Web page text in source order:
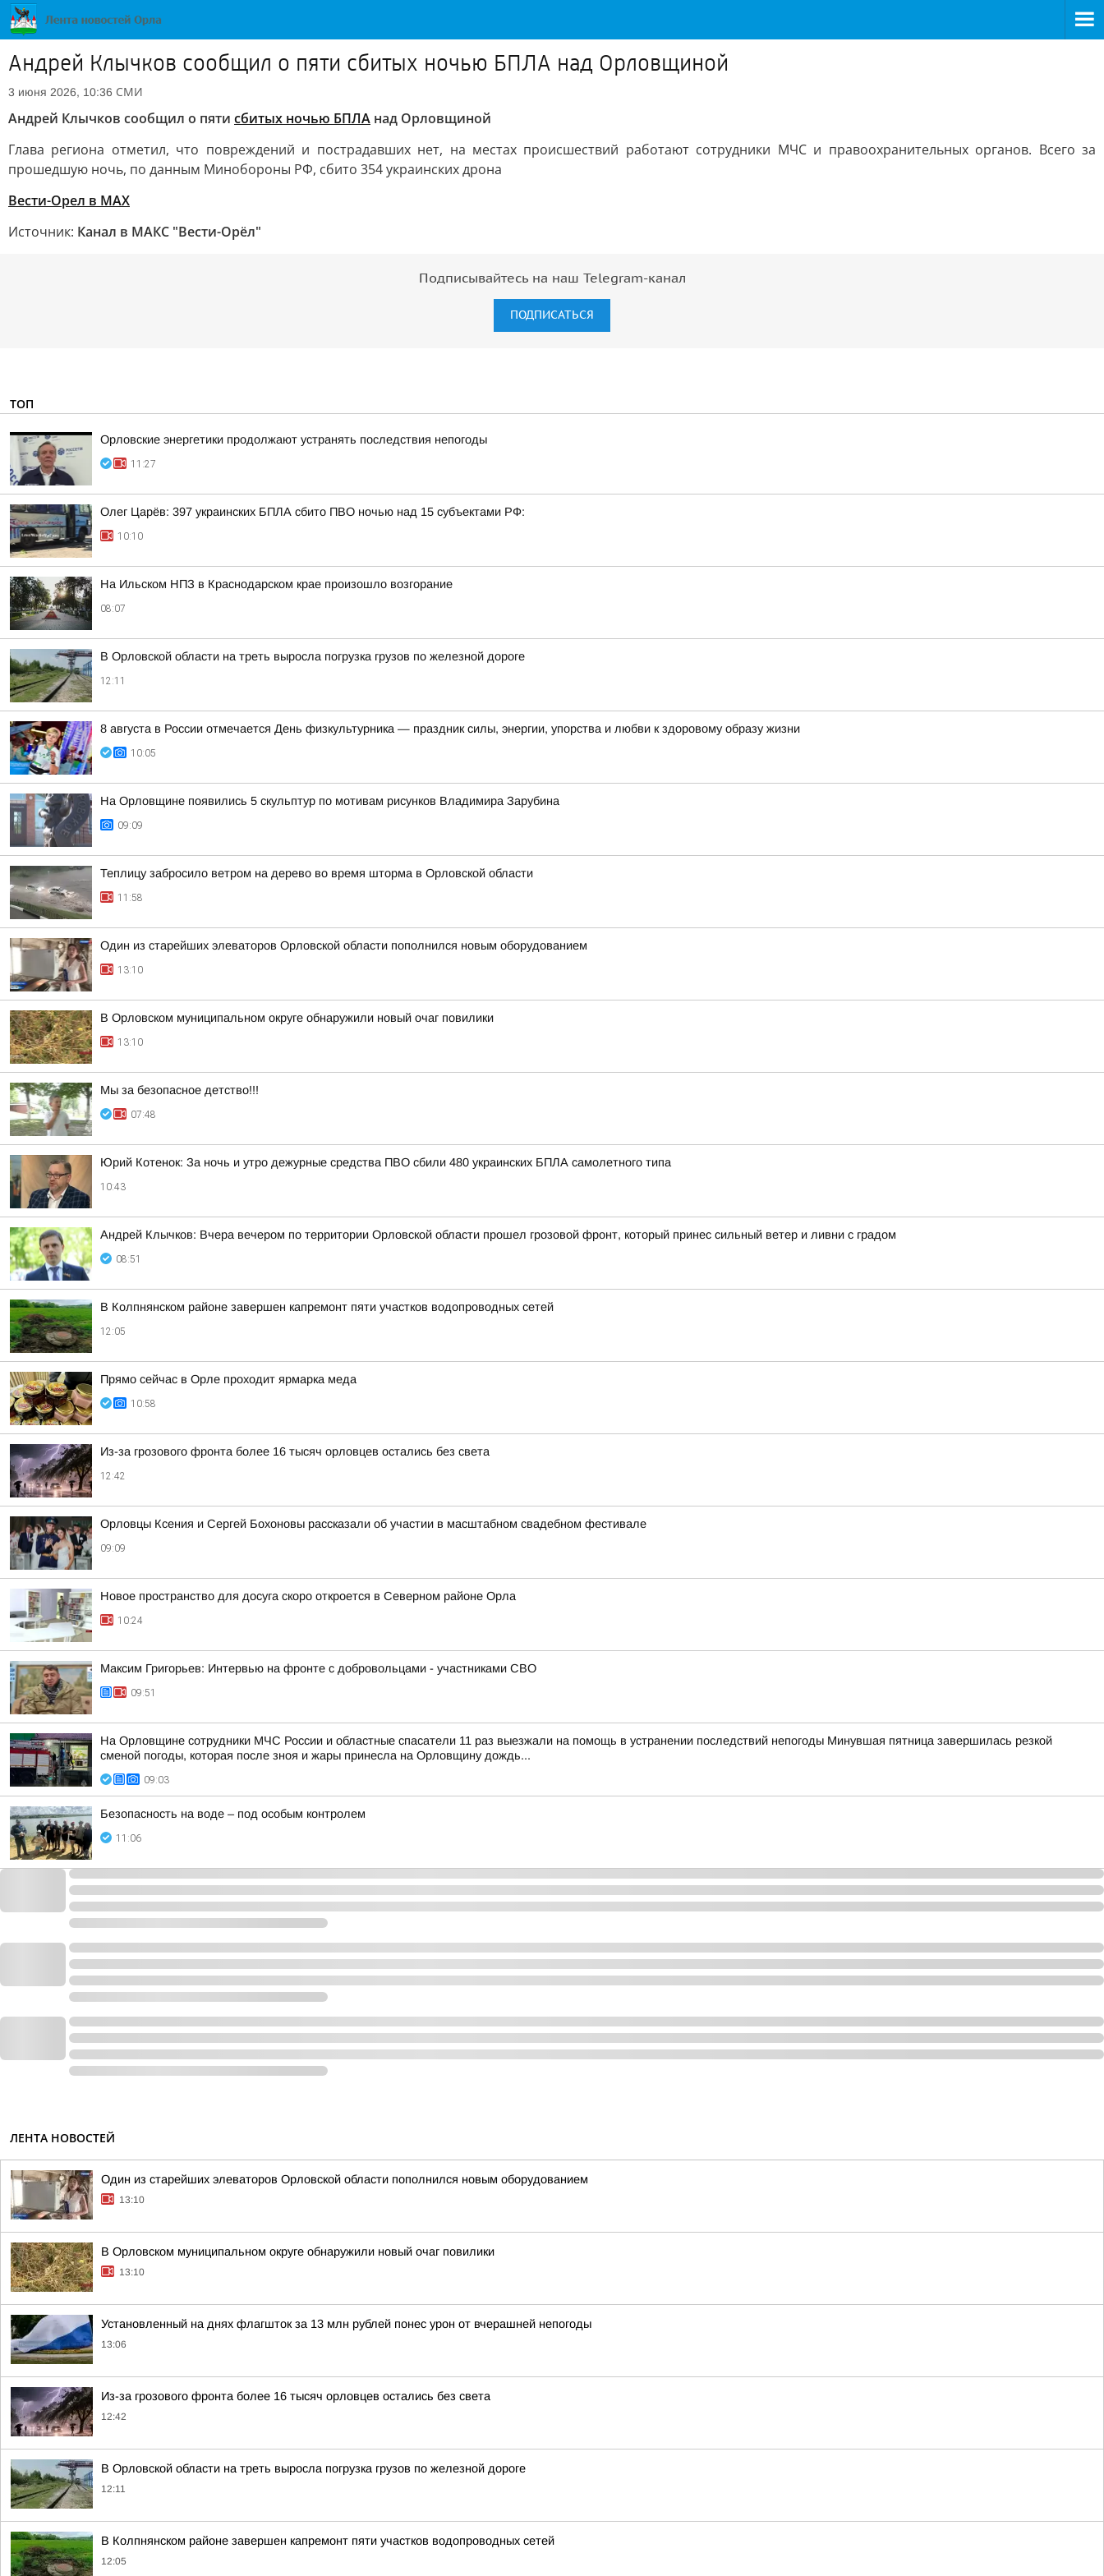
Андрей Клычков сообщил о пяти сбитых ночью БПЛА над Орловщиной
3 июня 2026, 10:36 СМИ
Андрей Клычков сообщил о пяти сбитых ночью БПЛА над Орловщиной
Глава региона отметил, что повреждений и пострадавших нет, на местах происшествий работают сотрудники МЧС и правоохранительных органов. Всего за
прошедшую ночь, по данным Минобороны РФ, сбито 354 украинских дрона
Вести-Орел в МАХ
Источник: Канал в МАКС "Вести-Орёл"
Подписывайтесь на наш Telegram-канал
ПОДПИСАТЬСЯ
ТОП
Орловские энергетики продолжают устранять последствия непогоды
11:27
Олег Царёв: 397 украинских БПЛА сбито ПВО ночью над 15 субъектами РФ:
10:10
На Ильском НПЗ в Краснодарском крае произошло возгорание
08:07
В Орловской области на треть выросла погрузка грузов по железной дороге
12:11
8 августа в России отмечается День физкультурника — праздник силы, энергии, упорства и любви к здоровому образу жизни
10:05
На Орловщине появились 5 скульптур по мотивам рисунков Владимира Зарубина
09:09
Теплицу забросило ветром на дерево во время шторма в Орловской области
11:58
Один из старейших элеваторов Орловской области пополнился новым оборудованием
13:10
В Орловском муниципальном округе обнаружили новый очаг повилики
13:10
Мы за безопасное детство!!!
07:48
Юрий Котенок: За ночь и утро дежурные средства ПВО сбили 480 украинских БПЛА самолетного типа
10:43
Андрей Клычков: Вчера вечером по территории Орловской области прошел грозовой фронт, который принес сильный ветер и ливни с градом
08:51
В Колпнянском районе завершен капремонт пяти участков водопроводных сетей
12:05
Прямо сейчас в Орле проходит ярмарка меда
10:58
Из-за грозового фронта более 16 тысяч орловцев остались без света
12:42
Орловцы Ксения и Сергей Бохоновы рассказали об участии в масштабном свадебном фестивале
09:09
Новое пространство для досуга скоро откроется в Северном районе Орла
10:24
Максим Григорьев: Интервью на фронте с добровольцами - участниками СВО
09:51
На Орловщине сотрудники МЧС России и областные спасатели 11 раз выезжали на помощь в устранении последствий непогоды Минувшая пятница завершилась резкой
сменой погоды, которая после зноя и жары принесла на Орловщину дождь...
09:03
Безопасность на воде – под особым контролем
11:06
ЛЕНТА НОВОСТЕЙ
Один из старейших элеваторов Орловской области пополнился новым оборудованием
13:10
В Орловском муниципальном округе обнаружили новый очаг повилики
13:10
Установленный на днях флагшток за 13 млн рублей понес урон от вчерашней непогоды
13:06
Из-за грозового фронта более 16 тысяч орловцев остались без света
12:42
В Орловской области на треть выросла погрузка грузов по железной дороге
12:11
В Колпнянском районе завершен капремонт пяти участков водопроводных сетей
12:05